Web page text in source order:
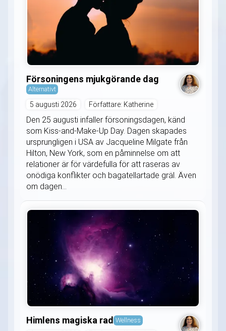
Försoningens mjukgörande dag
Alternativt
5 augusti 2026 Författare: Katherine
Den 25 augusti infaller försoningsdagen, känd
som Kiss-and-Make-Up Day. Dagen skapades
ursprungligen i USA av Jacqueline Milgate från
Hilton, New York, som en påminnelse om att
relationer är för värdefulla för att raseras av
onödiga konflikter och bagatellartade gräl. Även
om dagen...
Himlens magiska rad Wellness